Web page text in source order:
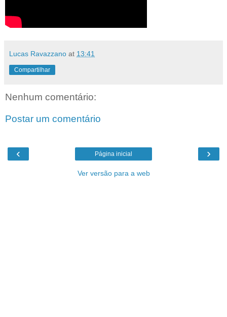
Lucas Ravazzano at 13:41
Compartilhar
Nenhum comentário:
Postar um comentário
‹ ›
Página inicial
Ver versão para a web